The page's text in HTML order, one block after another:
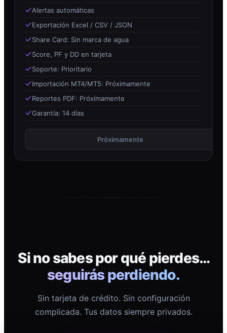
Alertas automáticas
Exportación Excel / CSV / JSON
Share Card: Sin marca de agua
Score, PF y DD en tarjeta
Soporte: Prioritario
Importación MT4/MT5: Próximamente
Reportes PDF: Próximamente
Garantía: 14 días
Próximamente
Si no sabes por qué pierdes…
seguirás perdiendo.
Sin tarjeta de crédito. Sin configuración
complicada. Tus datos siempre privados.